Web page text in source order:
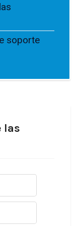
soporte
las